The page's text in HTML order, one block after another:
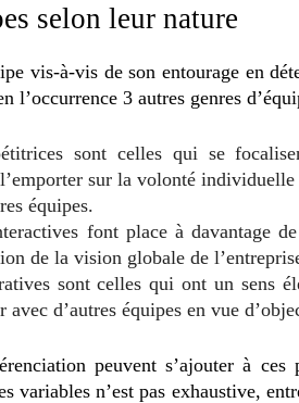
selon leur nature
vis-à-vis de son entourage en
l’occurrence 3 autres genres
sont celles qui se
sur la volonté
équipes.
font place à davantage
de la vision globale de
sont celles qui ont un sens
d’autres équipes en vue
peuvent s’ajouter à ces
variables n’est pas exhaustive,